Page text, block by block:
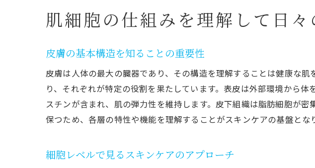
肌トラブルの予防に
潤いを守るための皮膚
肌のバリア機能を
細胞間脂質の役割
乾燥肌を改善する最
なぜ肌は荒れるのか？
肌細胞の仕組みを理解して日
皮膚の基本構造を知ることの重要性
皮膚は人体の最大の臓器であり、その構造を理解することは健康な
り、それぞれが特定の役割を果たしています。表皮は外部環境から
スチンが含まれ、肌の弾力性を維持します。皮下組織は脂肪細胞が
保つため、各層の特性や機能を理解することがスキンケアの基盤とな
細胞レベルで見るスキンケアのアプローチ